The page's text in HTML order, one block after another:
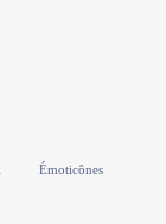
Émoticônes